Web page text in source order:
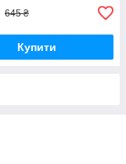
645 ₴
Купити